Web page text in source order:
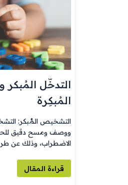
التدخّل المُبكر
المُبكِرة
التشخيص المُبكر:
ووصف ومسح دقيق
الاضطراب، وذلك عن
قراءة المقال